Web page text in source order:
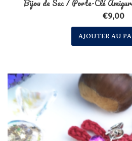
Bijou de Sac / Porte-Clé
€9,00
AJOUTER AU